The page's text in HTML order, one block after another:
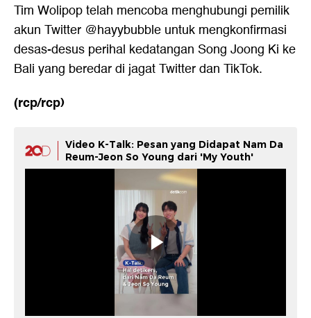
Tim Wolipop telah mencoba menghubungi pemilik
akun Twitter @hayybubble untuk mengkonfirmasi
desas-desus perihal kedatangan Song Joong Ki ke
Bali yang beredar di jagat Twitter dan TikTok.
(rcp/rcp)
Video K-Talk: Pesan yang Didapat Nam Da
Reum-Jeon So Young dari 'My Youth'